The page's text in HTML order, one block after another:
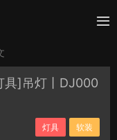
件 轮廓
具]吊灯丨DJ000
灯具 软装